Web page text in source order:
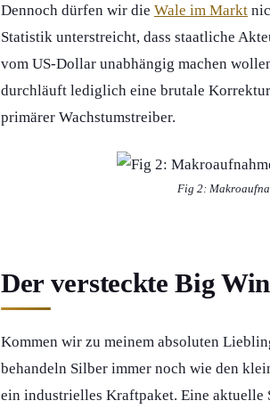
Dennoch dürfen wir die Wale im Markt
Statistik unterstreicht, dass staatliche
vom US-Dollar unabhängig machen
durchläuft lediglich eine brutale
primärer Wachstumstreiber.
Fig 2:
Der versteckte Big
Kommen wir zu meinem absoluten
behandeln Silber immer noch wie den
ein industrielles Kraftpaket. Eine aktuelle